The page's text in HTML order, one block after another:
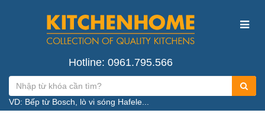
Hotline: 0961.795.566
VD: Bếp từ Bosch, lò vi sóng Hafele...